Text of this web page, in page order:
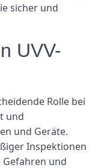
sicher und
UVV-
Rolle bei
und
und Geräte.
Inspektionen
und